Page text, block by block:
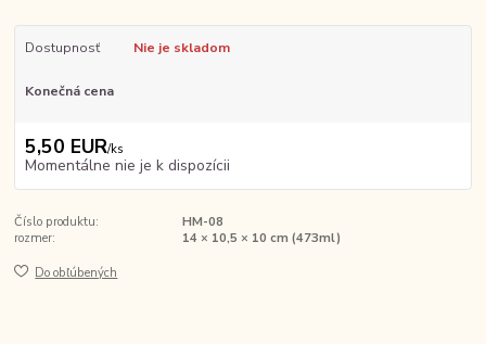
Dostupnosť Nie je skladom
Konečná cena
5,50 EUR/ks
Momentálne nie je k dispozícii
Číslo produktu:
HM-08
rozmer:
14 × 10,5 × 10 cm (473ml)
Do obľúbených